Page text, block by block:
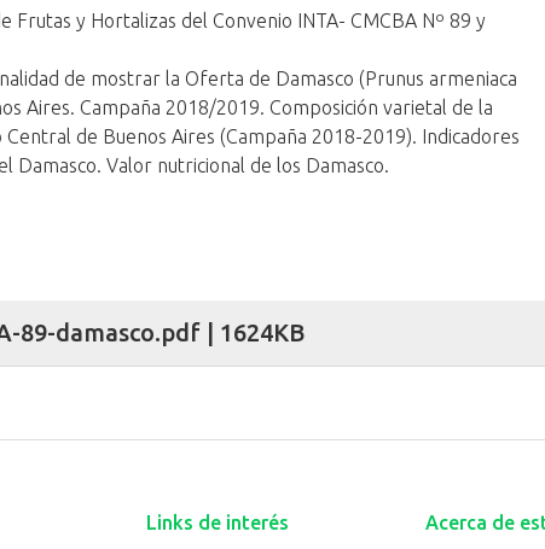
Frutas y Hortalizas del Convenio INTA- CMCBA Nº 89 y
de mostrar la Oferta de Damasco (Prunus armeniaca
Aires. Campaña 2018/2019. Composición varietal de la
de Buenos Aires (Campaña 2018-2019). Indicadores
Damasco. Valor nutricional de los Damasco.
89-damasco.pdf | 1624KB
Links de interés Acerca de